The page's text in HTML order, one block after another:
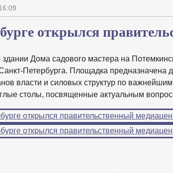
открылся
здании Дома садового мастера на
Петербурга. Площадка
власти и силовых структур по
столы, посвященные актуальным